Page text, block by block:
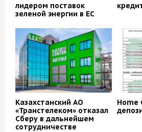
лидером поставок
зеленой энергии в ЕС
Казахстанский АО
«Транстелеком» отказал
Сберу в дальнейшем
сотрудничестве
Home